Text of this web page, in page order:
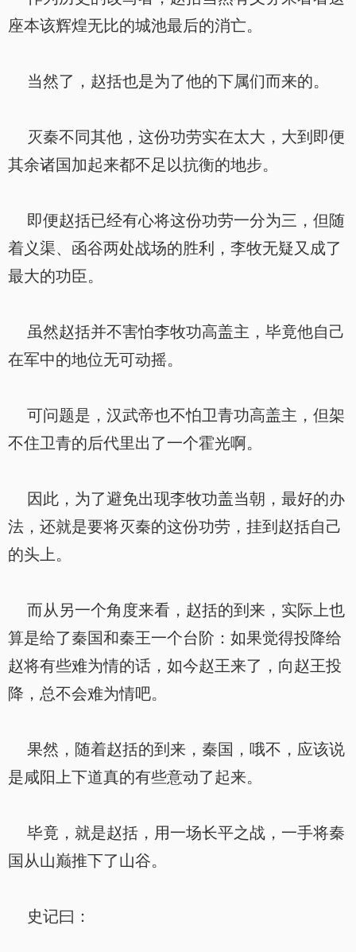
座本该辉煌无比的城池最后的消亡。
当然了，赵括也是为了他的下属们而来的。
灭秦不同其他，这份功劳实在太大，大到即便
其余诸国加起来都不足以抗衡的地步。
即便赵括已经有心将这份功劳一分为三，但随
着义渠、函谷两处战场的胜利，李牧无疑又成了
最大的功臣。
虽然赵括并不害怕李牧功高盖主，毕竟他自己
在军中的地位无可动摇。
可问题是，汉武帝也不怕卫青功高盖主，但架
不住卫青的后代里出了一个霍光啊。
因此，为了避免出现李牧功盖当朝，最好的办
法，还就是要将灭秦的这份功劳，挂到赵括自己
的头上。
而从另一个角度来看，赵括的到来，实际上也
算是给了秦国和秦王一个台阶：如果觉得投降给
赵将有些难为情的话，如今赵王来了，向赵王投
降，总不会难为情吧。
果然，随着赵括的到来，秦国，哦不，应该说
是咸阳上下道真的有些意动了起来。
毕竟，就是赵括，用一场长平之战，一手将秦
国从山巅推下了山谷。
史记曰：